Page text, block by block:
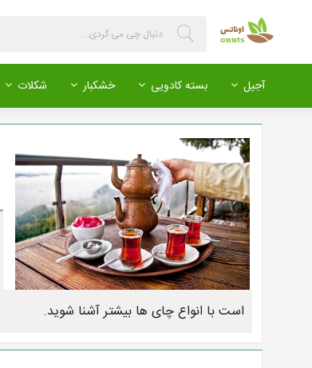
آجیل بسته کادویی خشکبار شکلات
است با انواع چای ها بیشتر آشنا شوید.